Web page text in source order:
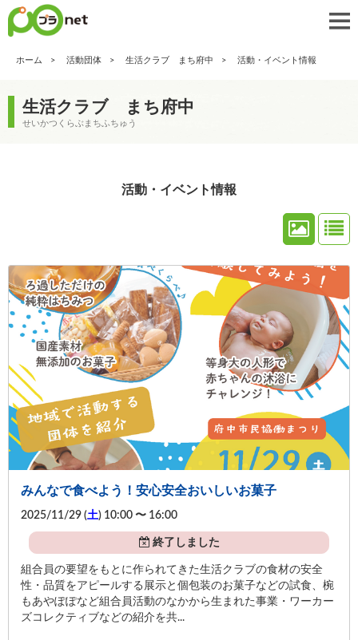
ホーム 活動団体 生活クラブ まち府中 活動・イベント情報
生活クラブ まち府中
せいかつくらぶまちふちゅう
活動・イベント情報
みんなで食べよう！安心安全おいしいお菓子
2025/11/29 (土) 10:00 〜 16:00
終了しました
組合員の要望をもとに作られてきた生活クラブの食材の安全
性・品質をアピールする展示と個包装のお菓子などの試食、椀
もあやぽぽなど組合員活動のなかから生まれた事業・ワーカー
ズコレクティブなどの紹介を共...